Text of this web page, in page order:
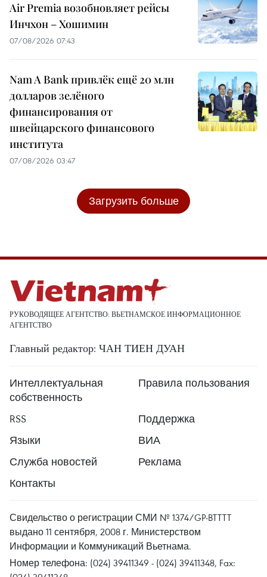
Air Premia возобновляет рейсы
Инчхон – Хошимин
07/08/2026 07:43
Nam A Bank привлёк ещё 20 млн
долларов зелёного
финансирования от
швейцарского финансового
института
07/08/2026 03:47
Загрузить больше
РУКОВОДЯЩЕЕ АГЕНТСТВО: ВЬЕТНАМСКОЕ ИНФОРМАЦИОННОЕ
АГЕНТСТВО
Главный редактор: ЧАН ТИЕН ДУАН
Интеллектуальная
собственность
Правила пользования
RSS
Поддержка
Языки
ВИА
Служба новостей
Реклама
Контакты
Свидельство о регистрации СМИ № 1374/GP-BTTTT
выдано 11 сентября, 2008 г. Министерством
Информации и Коммуникаций Вьетнама.
Номер телефона: (024) 39411349 - (024) 39411348, Fax: